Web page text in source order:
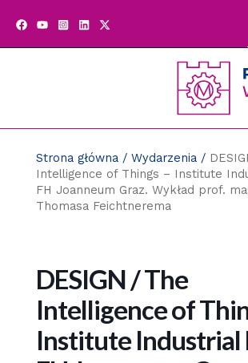
Strona główna/ Wydarzenia/
Intelligence of Things – Institute
FH Joanneum Graz. Wykład prof.
Thomasa Feichtnerema
DESIGN / The
Intelligence of
Institute Industrial